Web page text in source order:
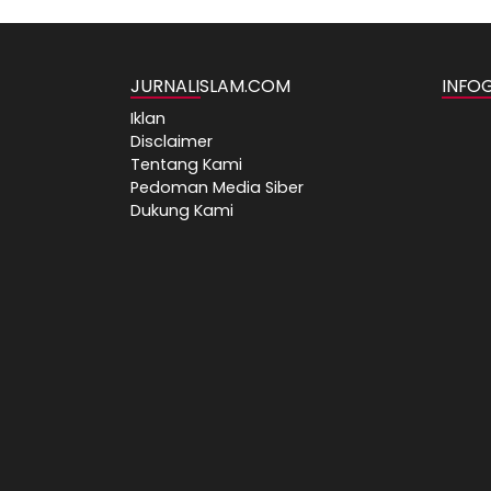
JURNALISLAM.COM
Iklan
Disclaimer
Tentang Kami
Pedoman Media Siber
Dukung Kami